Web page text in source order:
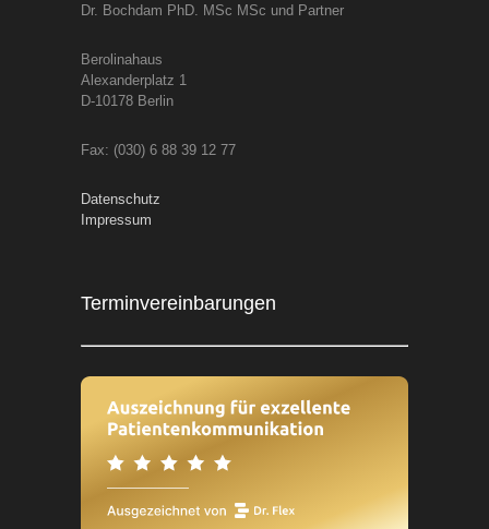
Dr. Bochdam PhD. MSc MSc und Partner
Berolinahaus
Alexanderplatz 1
D-10178 Berlin
Fax: (030) 6 88 39 12 77
Datenschutz
Impressum
Terminvereinbarungen